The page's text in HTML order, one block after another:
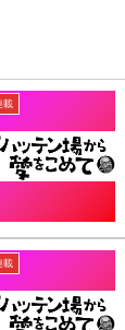
載
載